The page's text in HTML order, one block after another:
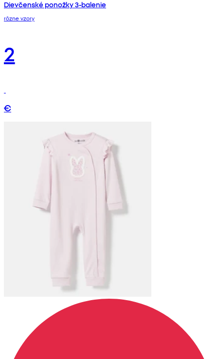
Dievčenské ponožky 3-balenie
rôzne vzory
2
€